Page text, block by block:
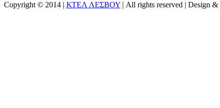
Copyright © 2014 | ΚΤΕΛ ΛΕΣΒΟΥ | All rights reserved | Design &